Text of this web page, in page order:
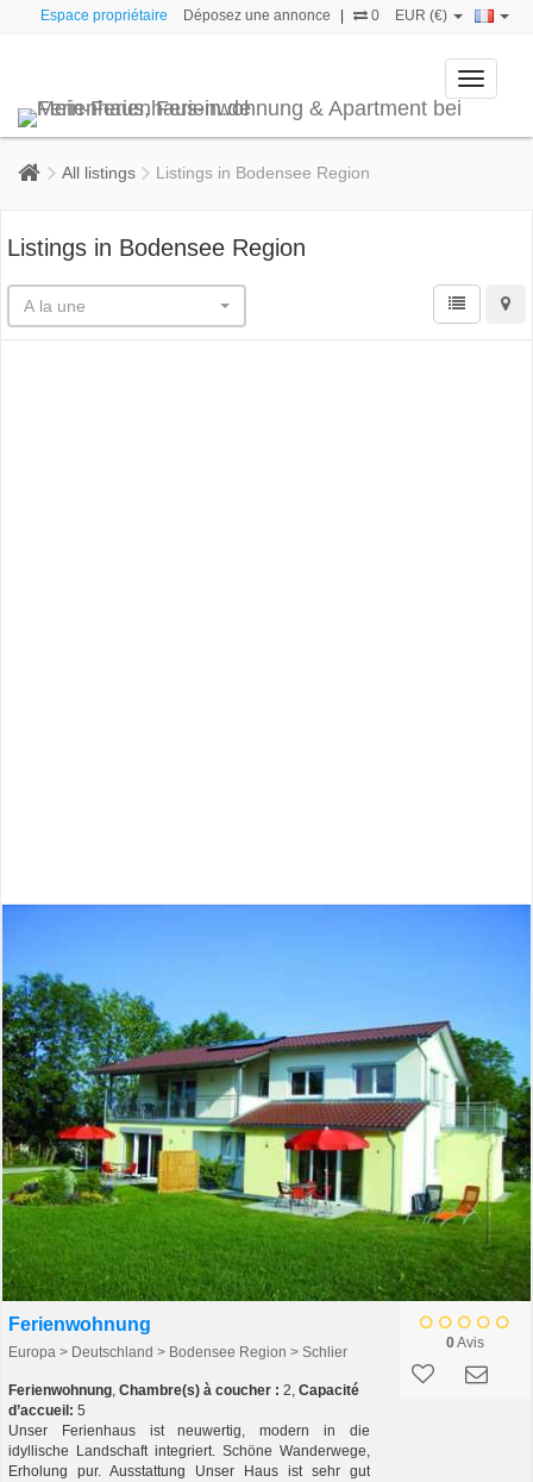
Espace propriétaire Déposez une annonce 0 EUR (€)
Toggle
All listings Listings in Bodensee Region
Listings in Bodensee Region
A la une
Ferienwohnung
Europa > Deutschland > Bodensee Region > Schlier
Ferienwohnung, Chambre(s) à coucher : 2, Capacité
d’accueil: 5
Unser Ferienhaus ist neuwertig, modern in die
idyllische Landschaft integriert. Schöne Wanderwege,
Erholung pur. Ausstattung Unser Haus ist sehr gut
0Avis